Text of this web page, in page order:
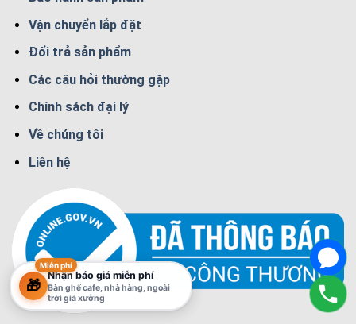
Vận chuyển lắp đặt
Đổi trả sản phẩm
Các câu hỏi thường gặp
Chính sách đại lý
Về chúng tôi
Liên hệ
Miễn phí
🎁
Nhận báo giá miễn phí
Bàn ghế cafe, nhà hàng, ngoài
trời giá xưởng